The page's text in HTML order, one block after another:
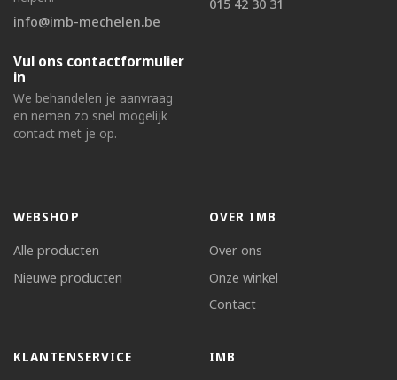
info@imb-mechelen.be
015 42 30 31
Vul ons contactformulier
in
We behandelen je aanvraag
en nemen zo snel mogelijk
contact met je op.
WEBSHOP
Alle producten
Nieuwe producten
OVER IMB
Over ons
Onze winkel
Contact
KLANTENSERVICE
IMB